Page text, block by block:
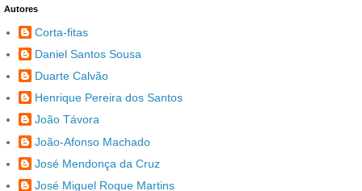
Autores
Corta-fitas
Daniel Santos Sousa
Duarte Calvão
Henrique Pereira dos Santos
João Távora
João-Afonso Machado
José Mendonça da Cruz
José Miguel Roque Martins